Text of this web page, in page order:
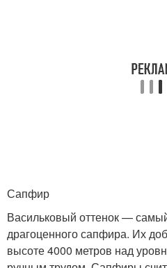
Сапфир
Васильковый оттенок —
драгоценного сапфира. Их
высоте 4000 метров над